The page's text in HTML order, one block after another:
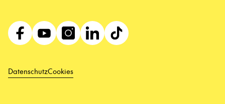
DatenschutzCookies